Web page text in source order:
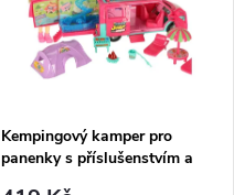
Kempingový kamper pro
panenky s příslušenstvím a